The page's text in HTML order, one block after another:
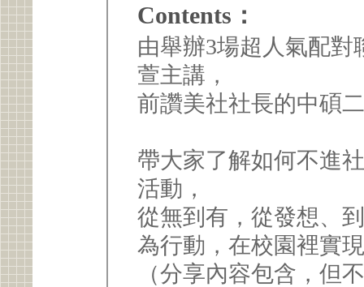
Contents：
由舉辦3場超人氣配
萱主講，
前讚美社社長的中碩
帶大家了解如何不進
活動，
從無到有，從發想、
為行動，在校園裡實
（分享內容包含，但